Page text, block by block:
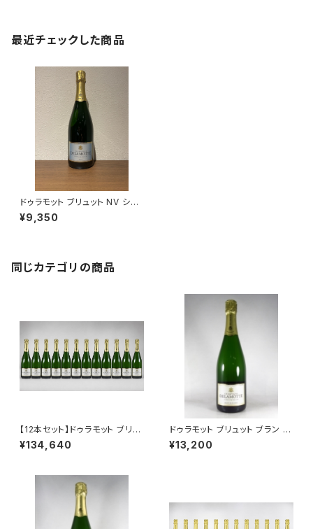
最近チェックした商品
ドゥラモット ブリュット NV シャ
ンパーニュ 750ml
¥9,350
同じカテゴリの商品
【12本セット】ドゥラモット ブリュ
ット ブラン ド ブラン NV 750ml
シャンパーニュ フランス シャル
¥134,640
ドゥラモット ブリュット ブラン ド
ブラン NV 750ml シャンパーニ
ュ フランス シャルドネ100％
¥13,200